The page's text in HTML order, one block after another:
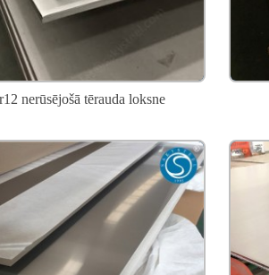
nerūsējošā tērauda loksne